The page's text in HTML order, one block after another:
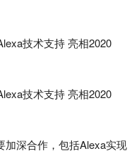
加深合作，包括Alexa实现